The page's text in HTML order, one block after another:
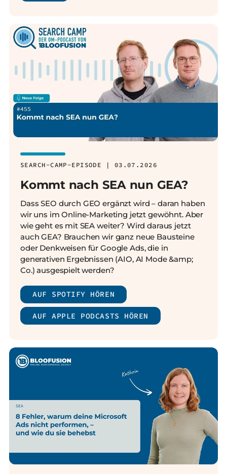
SEARCH-CAMP-EPISODE | 03.07.2026
Kommt nach SEA nun GEA?
Dass SEO durch GEO ergänzt wird – daran haben
wir uns im Online-Marketing jetzt gewöhnt. Aber
wie geht es mit SEA weiter? Wird daraus jetzt
auch GEA? Brauchen wir ganz neue Bausteine
oder Denkweisen für Google Ads, die in
generativen Ergebnissen (AIO, AI Mode &amp;
Co.) ausgespielt werden?
AUF SPOTIFY HÖREN
AUF APPLE PODCASTS HÖREN